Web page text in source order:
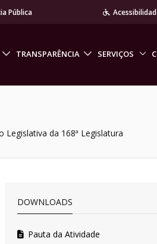
Pública
TRANSPARÊNCIA SERVIÇOS
Legislativa da 168ª Legislatura
DOWNLOADS
Pauta da Atividade